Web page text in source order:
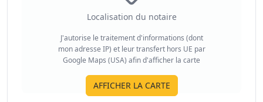
Localisation du notaire
J'autorise le traitement d'informations (dont
mon adresse IP) et leur transfert hors UE par
Google Maps (USA) afin d'afficher la carte
AFFICHER LA CARTE